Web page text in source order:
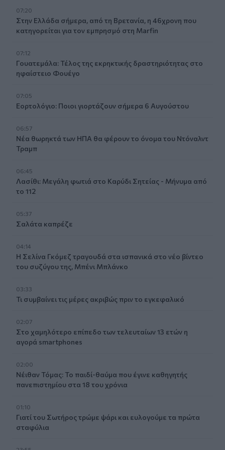
07:20
Στην Ελλάδα σήμερα, από τη Βρετανία, η 46χρονη που
κατηγορείται για τον εμπρησμό στη Marfin
07:12
Γουατεμάλα: Τέλος της εκρηκτικής δραστηριότητας στο
ηφαίστειο Φουέγο
07:05
Εορτολόγιο: Ποιοι γιορτάζουν σήμερα 6 Αυγούστου
06:57
Νέα θωρηκτά των ΗΠΑ θα φέρουν το όνομα του Ντόναλντ
Τραμπ
06:45
Λασίθι: Μεγάλη φωτιά στο Καρύδι Σητείας - Μήνυμα από
το 112
05:37
Σαλάτα καπρέζε
04:14
Η Σελίνα Γκόμεζ τραγουδά στα ισπανικά στο νέο βίντεο
του συζύγου της, Μπένι Μπλάνκο
03:33
Τι συμβαίνει τις μέρες ακριβώς πριν το εγκεφαλικό
02:07
Στο χαμηλότερο επίπεδο των τελευταίων 13 ετών η
αγορά smartphones
02:00
Νέιθαν Τόμας: Το παιδί-θαύμα που έγινε καθηγητής
πανεπιστημίου στα 18 του χρόνια
01:10
Γιατί του Σωτήρος τρώμε ψάρι και ευλογούμε τα πρώτα
σταφύλια